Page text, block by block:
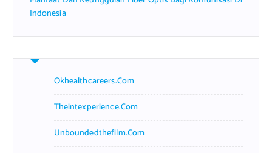
Indonesia
Okhealthcareers.com
Theintexperience.com
Unboundedthefilm.com